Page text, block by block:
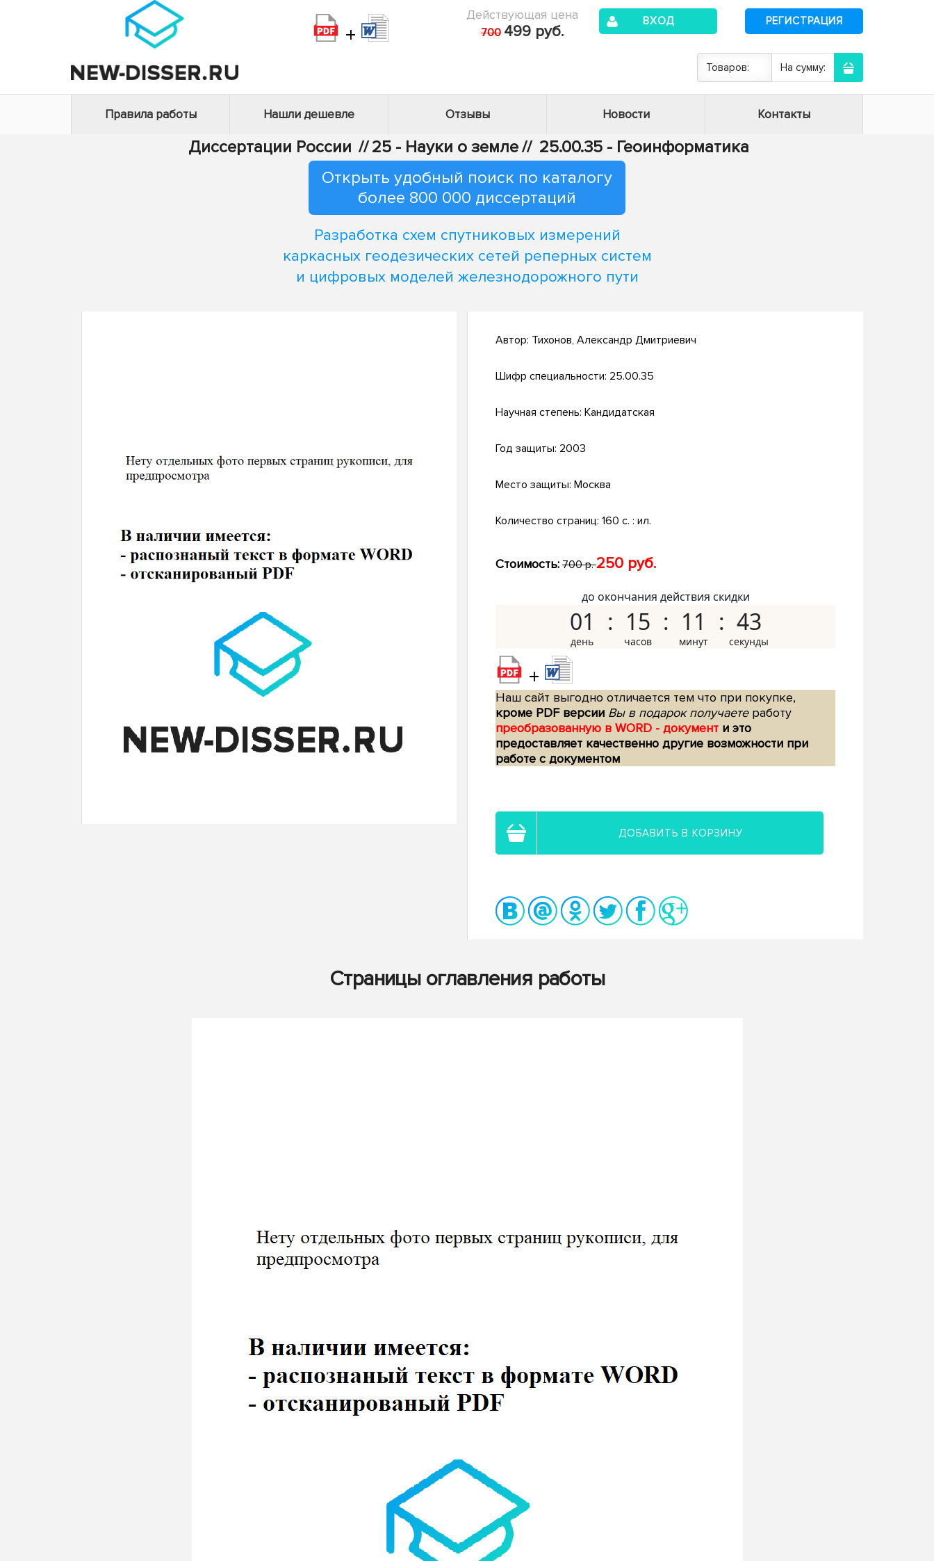
+
Действующая цена
700 499 руб.
ВХОД РЕГИСТРАЦИЯ
Товаров: На сумму:
Правила работы Нашли дешевле Отзывы Новости Контакты
Диссертации России // 25 - Науки о земле// 25.00.35 - Геоинформатика
Открыть удобный поиск по каталогу
более 800 000 диссертаций
Разработка схем спутниковых измерений
каркасных геодезических сетей реперных систем
и цифровых моделей железнодорожного пути
Автор: Тихонов, Александр Дмитриевич
Шифр специальности: 25.00.35
Научная степень: Кандидатская
Год защиты: 2003
Место защиты: Москва
Количество страниц: 160 с. : ил.
Стоимость: 700 р.250 руб.
до окончания действия скидки
01 15 11 42
+
Наш сайт выгодно отличается тем что при покупке,
кроме PDF версии Вы в подарок получаетеработу
преобразованную в WORD - документ и это
предоставляет качественно другие возможности при
работе с документом
ДОБАВИТЬ В КОРЗИНУ
Страницы оглавления работы